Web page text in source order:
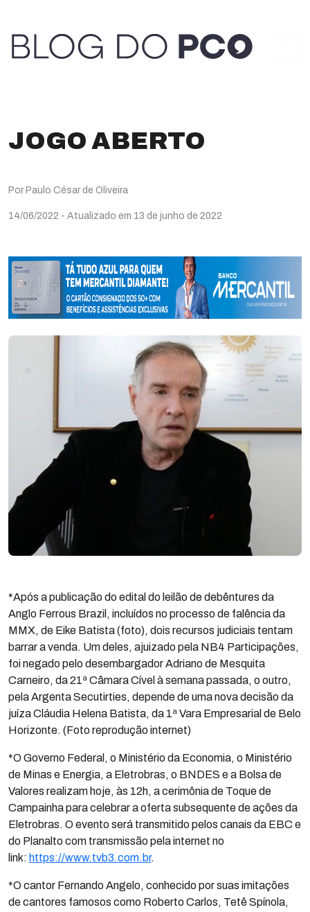
JOGO ABERTO
Por Paulo César de Oliveira
14/06/2022 - Atualizado em 13 de junho de 2022
*Após a publicação do edital do leilão de debêntures da
Anglo Ferrous Brazil, incluídos no processo de falência da
MMX, de Eike Batista (foto), dois recursos judiciais tentam
barrar a venda. Um deles, ajuizado pela NB4 Participações,
foi negado pelo desembargador Adriano de Mesquita
Carneiro, da 21ª Câmara Cível à semana passada, o outro,
pela Argenta Secutirties, depende de uma nova decisão da
juíza Cláudia Helena Batista, da 1ª Vara Empresarial de Belo
Horizonte. (Foto reprodução internet)
*O Governo Federal, o Ministério da Economia, o Ministério
de Minas e Energia, a Eletrobras, o BNDES e a Bolsa de
Valores realizam hoje, às 12h, a cerimônia de Toque de
Campainha para celebrar a oferta subsequente de ações da
Eletrobras. O evento será transmitido pelos canais da EBC e
do Planalto com transmissão pela internet no
link: https://www.tvb3.com.br.
*O cantor Fernando Angelo, conhecido por suas imitações
de cantores famosos como Roberto Carlos, Tetê Spínola,